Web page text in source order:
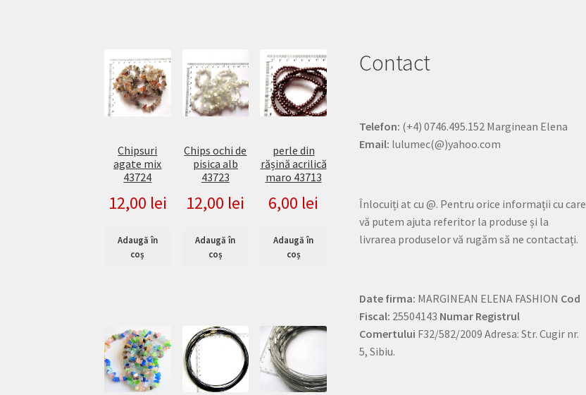
Chipsuri
agate mix
43724
12,00 lei
Adaugă în
coș
Chips ochi de
pisica alb
43723
12,00 lei
Adaugă în
coș
perle din
rășină acrilică
maro 43713
6,00 lei
Adaugă în
coș
Contact
Telefon: (+4) 0746.495.152 Marginean Elena
Email: lulumec(@)yahoo.com
Înlocuiți at cu @. Pentru orice informații cu care
vă putem ajuta referitor la produse și la
livrarea produselor vă rugăm să ne contactați.
Date firma: MARGINEAN ELENA FASHION Cod
Fiscal: 25504143 Numar Registrul
Comertului F32/582/2009 Adresa: Str. Cugir nr.
5, Sibiu.